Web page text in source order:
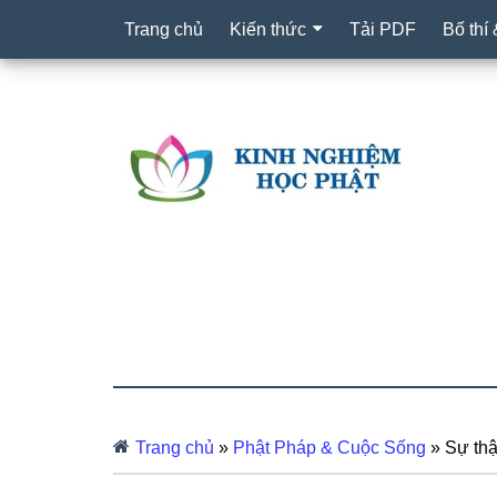
Trang chủ Kiến thức Tải PDF Bố thí
Trang chủ » Phật Pháp & Cuộc Sống » Sự